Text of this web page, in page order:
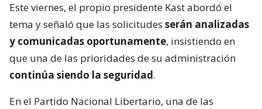
Este viernes, el propio presidente Kast abordó el
tema y señaló que las solicitudes serán analizadas
y comunicadas oportunamente, insistiendo en
que una de las prioridades de su administración
continúa siendo la seguridad.
En el Partido Nacional Libertario, una de las